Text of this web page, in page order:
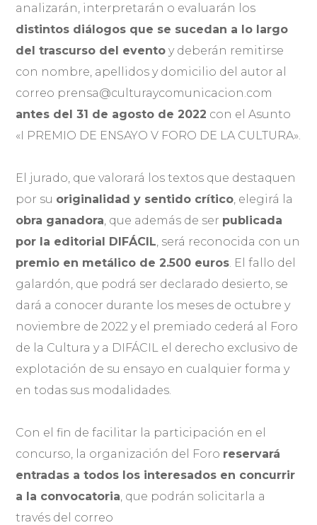
analizarán, interpretarán o evaluarán los
distintos diálogos que se sucedan a lo largo
del trascurso del evento y deberán remitirse
con nombre, apellidos y domicilio del autor al
correo prensa@culturaycomunicacion.com
antes del 31 de agosto de 2022 con el Asunto
«I PREMIO DE ENSAYO V FORO DE LA CULTURA».
El jurado, que valorará los textos que destaquen
por su originalidad y sentido crítico , elegirá la
obra ganadora , que además de ser publicada
por la editorial DIFÁCIL , será reconocida con un
premio en metálico de 2.500 euros . El fallo del
galardón, que podrá ser declarado desierto, se
dará a conocer durante los meses de octubre y
noviembre de 2022 y el premiado cederá al Foro
de la Cultura y a DIFÁCIL el derecho exclusivo de
explotación de su ensayo en cualquier forma y
en todas sus modalidades.
Con el fin de facilitar la participación en el
concurso, la organización del Foro reservará
entradas a todos los interesados en concurrir
a la convocatoria , que podrán solicitarla a
través del correo